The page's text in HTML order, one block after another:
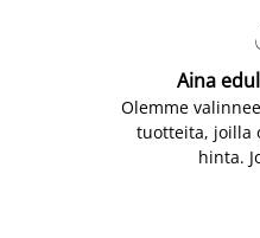
Aina
Olemme
tuotteita, joilla
hinta.